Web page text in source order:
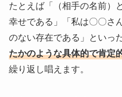
たとえば「（相手の名前）
幸せである」「私は〇〇さ
のない存在である」といった
たかのような具体的で肯定
繰り返し唱えます。